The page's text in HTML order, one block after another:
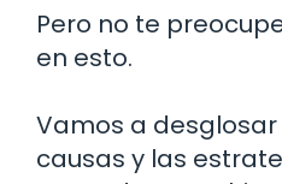
Pero no te
en esto.
Vamos a
causas y las